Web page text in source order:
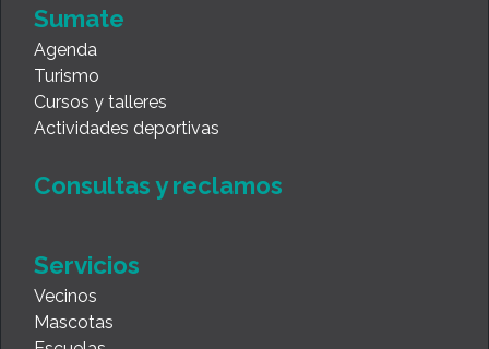
Sumate
Agenda
Turismo
Cursos y talleres
Actividades deportivas
Consultas y reclamos
Servicios
Vecinos
Mascotas